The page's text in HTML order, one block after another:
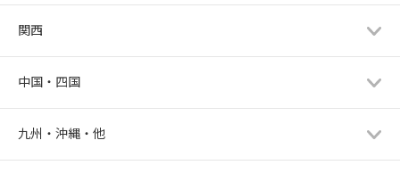
関西
中国・四国
九州・沖縄・他